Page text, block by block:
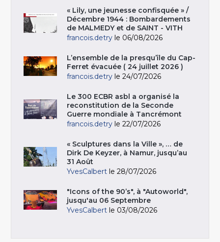
« Lily, une jeunesse confisquée » /
Décembre 1944 : Bombardements
de MALMEDY et de SAINT - VITH
francois.detry le 06/08/2026
L’ensemble de la presqu’île du Cap-
Ferret évacuée ( 24 juillet 2026 )
francois.detry le 24/07/2026
Le 300 ECBR asbl a organisé la
reconstitution de la Seconde
Guerre mondiale à Tancrémont
francois.detry le 22/07/2026
« Sculptures dans la Ville », … de
Dirk De Keyzer, à Namur, jusqu’au
31 Août
YvesCalbert le 28/07/2026
"Icons of the 90’s", à "Autoworld",
jusqu'au 06 Septembre
YvesCalbert le 03/08/2026